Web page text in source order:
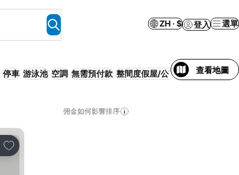
ZH · $ 登入 選單
停車 游泳池 空調 無需預付款 整間度假屋/公寓 查看地圖
佣金如何影響排序
加入我的最愛